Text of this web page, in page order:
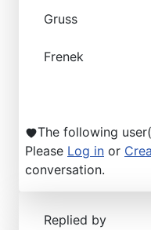
Gruss
Frenek
The following
Please Log in or
conversation.
Replied by